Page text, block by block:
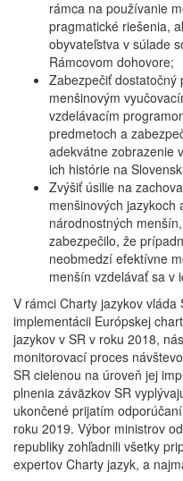
rámca na používanie
pragmatické riešenia,
obyvateľstva v súlade
Rámcovom dohovore;
Zabezpečiť dostatočný
menšinovým
vzdelávacím
predmetoch a
adekvátne zobrazenie
ich histórie na
Zvýšiť úsilie na
menšinových jazykoch
národnostných
zabezpečilo, že
neobmedzí efektívne
menšín vzdelávať sa v
V rámci Charty jazykov vláda
implementácii Európskej
jazykov v SR v roku 2018,
monitorovací proces
SR cielenou na úroveň jej
plnenia záväzkov SR
ukončené prijatím
roku 2019. Výbor ministrov
republiky zohľadnili všetky
expertov Charty jazyk, a